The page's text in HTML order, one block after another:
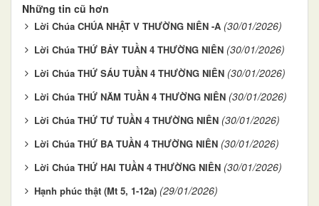
Những tin cũ hơn
Lời Chúa CHÚA NHẬT V THƯỜNG NIÊN -A (30/01/2026)
Lời Chúa THỨ BẢY TUẦN 4 THƯỜNG NIÊN (30/01/2026)
Lời Chúa THỨ SÁU TUẦN 4 THƯỜNG NIÊN (30/01/2026)
Lời Chúa THỨ NĂM TUẦN 4 THƯỜNG NIÊN (30/01/2026)
Lời Chúa THỨ TƯ TUẦN 4 THƯỜNG NIÊN (30/01/2026)
Lời Chúa THỨ BA TUẦN 4 THƯỜNG NIÊN (30/01/2026)
Lời Chúa THỨ HAI TUẦN 4 THƯỜNG NIÊN (30/01/2026)
Hạnh phúc thật (Mt 5, 1-12a) (29/01/2026)